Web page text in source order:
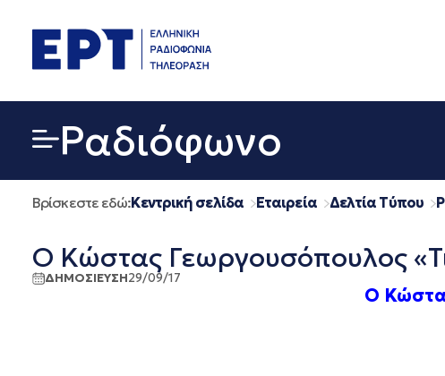
περιεχόμενο
Ραδιόφωνο
Βρίσκεστε εδώ:Κεντρική σελίδα Εταιρεία Δελτία Τύπου
Ο Κώστας Γεωργουσόπουλος
ΔΗΜΟΣΙΕΥΣΗ29/09/17
Ο